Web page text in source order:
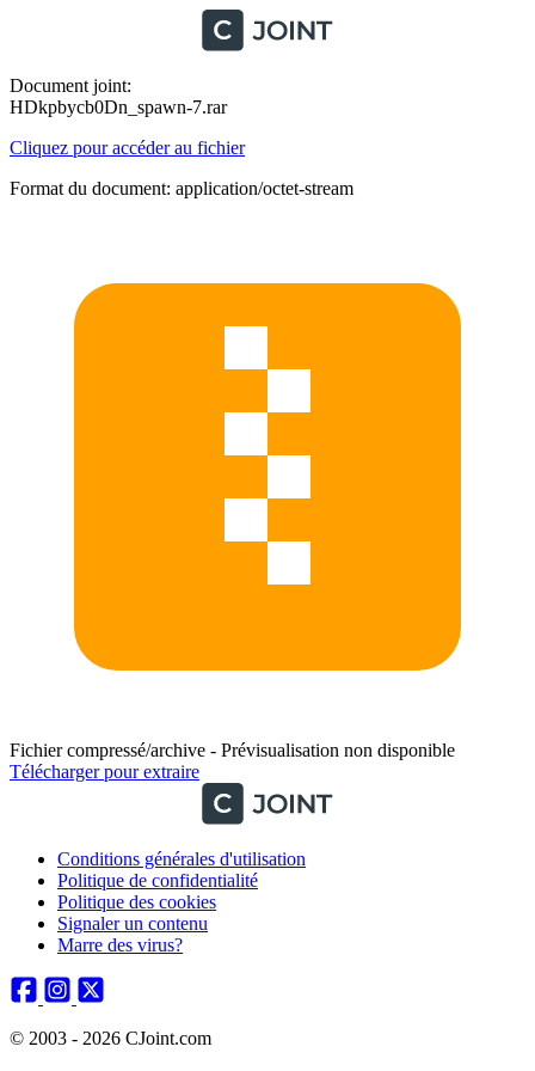
Document joint:
HDkpbycb0Dn_spawn-7.rar
Cliquez pour accéder au fichier
Format du document: application/octet-stream
Fichier compressé/archive - Prévisualisation non disponible
Télécharger pour extraire
Conditions générales d'utilisation
Politique de confidentialité
Politique des cookies
Signaler un contenu
Marre des virus?
© 2003 - 2026 CJoint.com